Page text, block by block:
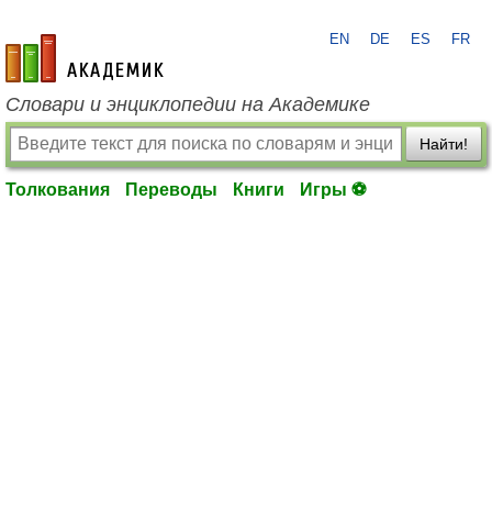
academic.ru
EN DE ES FR
Словари и энциклопедии на Академике
Найти!
Толкования Переводы Книги Игры ⚽